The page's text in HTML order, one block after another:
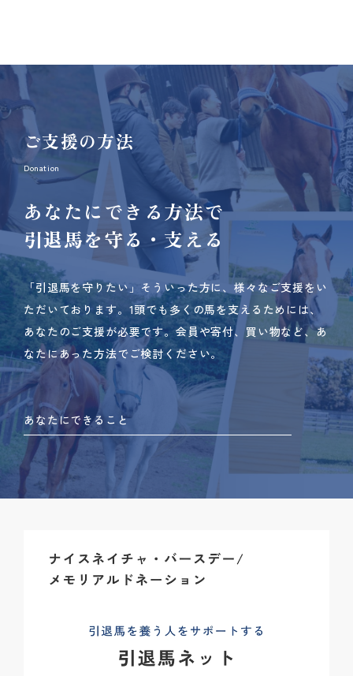
ご支援の方法
Donation
あなたにできる方法で
引退馬を守る・支える
「引退馬を守りたい」そういった方に、様々なご支援をい
ただいております。 1頭でも多くの馬を支えるためには、
あなたのご支援が必要です。 会員や寄付、買い物など、あ
なたにあった方法でご検討ください。
あなたにできること